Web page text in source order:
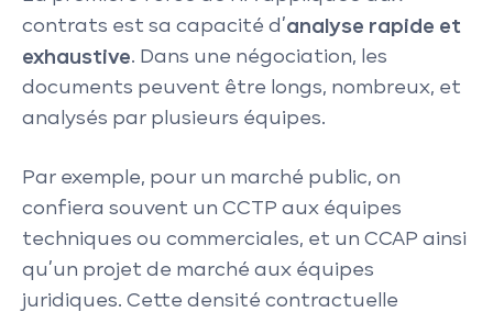
contrats est sa capacité d’analyse rapide et
exhaustive. Dans une négociation, les
documents peuvent être longs, nombreux, et
analysés par plusieurs équipes.
Par exemple, pour un marché public, on
confiera souvent un CCTP aux équipes
techniques ou commerciales, et un CCAP ainsi
qu’un projet de marché aux équipes
juridiques. Cette densité contractuelle